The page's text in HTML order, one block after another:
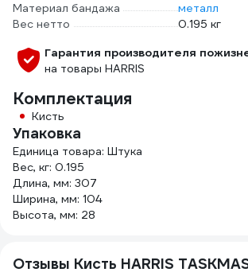
Материал бандажа
металл
Вес нетто
0.195 кг
Гарантия производителя
на товары HARRIS
Комплектация
Кисть
Упаковка
Единица товара: Штука
Вес, кг: 0.195
Длина, мм: 307
Ширина, мм: 104
Высота, мм: 28
Отзывы Кисть HARRIS